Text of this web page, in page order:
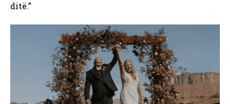
ditë.”